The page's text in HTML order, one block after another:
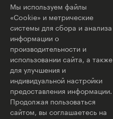
Мы используем файлы
«Cookie» и метрические
системы для сбора и анализа
информации о
производительности и
использовании сайта, а также
для улучшения и
индивидуальной настройки
предоставления информации.
Продолжая пользоваться
сайтом, вы соглашаетесь на